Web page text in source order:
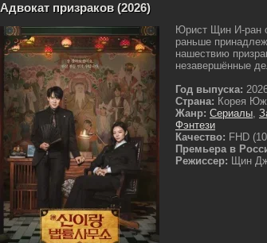
Адвокат призраков (2026)
Юрист Щин И-ран
раньше
нашествию
незавершённые
Год выпуска:
Страна: Корея
Жанр: Сериалы,
Фэнтези
Качество: FHD
Премьера в
Режиссер: Щин